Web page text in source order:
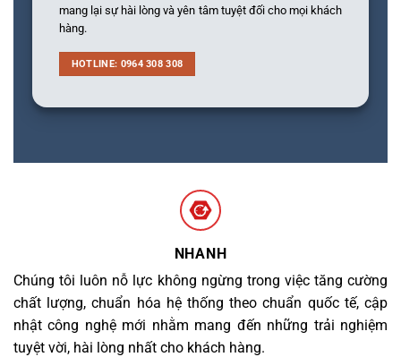
mang lại sự hài lòng và yên tâm tuyệt đối cho mọi khách
hàng.
HOTLINE: 0964 308 308
NHANH
Chúng tôi luôn nỗ lực không ngừng trong việc tăng cường
chất lượng, chuẩn hóa hệ thống theo chuẩn quốc tế, cập
nhật công nghệ mới nhằm mang đến những trải nghiệm
tuyệt vời, hài lòng nhất cho khách hàng.